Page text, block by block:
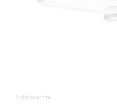
Solarleuchte